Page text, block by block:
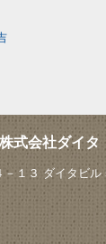
式会社ダイ
－１３ ダイタビル